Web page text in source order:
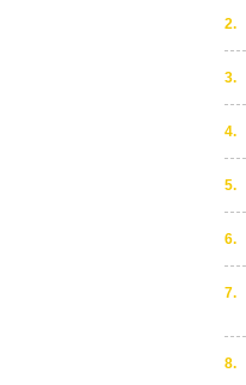
2.
3.
4.
5.
6.
7.
8.